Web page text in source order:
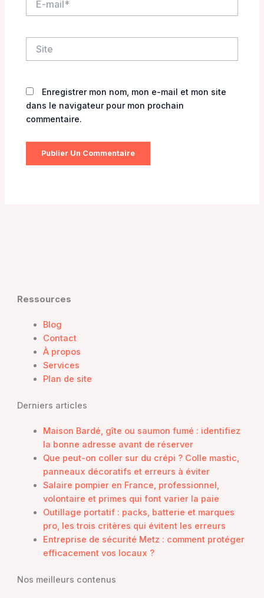
mail*
Enregistrer mon nom, mon e-mail et mon site
dans le navigateur pour mon prochain
commentaire.
Ressources
Blog
Contact
À propos
Services
Plan de site
Derniers articles
Maison Bardé, gîte ou saumon fumé : identifiez
la bonne adresse avant de réserver
Que peut-on coller sur du crépi ? Colle mastic,
panneaux décoratifs et erreurs à éviter
Salaire pompier en France, professionnel,
volontaire et primes qui font varier la paie
Outillage portatif : packs, batterie et marques
pro, les trois critères qui évitent les erreurs
Entreprise de sécurité Metz : comment protéger
efficacement vos locaux ?
Nos meilleurs contenus